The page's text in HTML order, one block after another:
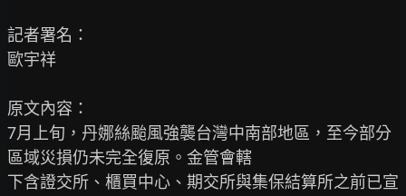
記者署名：
歐宇祥
原文內容：
7月上旬，丹娜絲颱風強襲台灣中南部地區，至今部分
區域災損仍未完全復原。金管會轄
下含證交所、櫃買中心、期交所與集保結算所之前已宣